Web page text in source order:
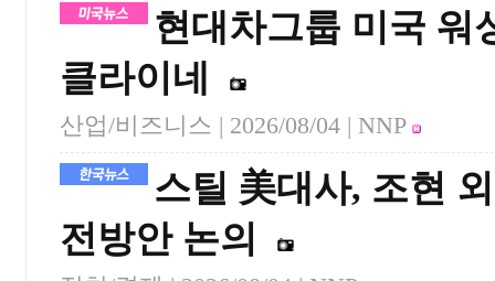
현대차그룹 미국 워
클라이네
산업/비즈니스 | 2026/08/04 | NNP
스틸 美대사, 조현
전방안 논의